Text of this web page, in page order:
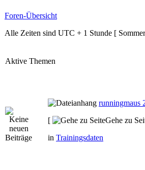
Foren-Übersicht
Alle Zeiten sind UTC + 1 Stunde [
Aktive Themen
runningmaus
[
Gehe zu
in Trainingsdaten